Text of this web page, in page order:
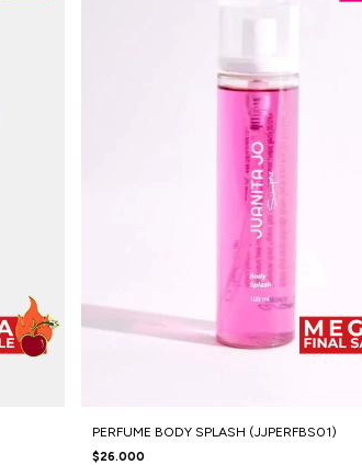
PERFUME BODY SPLASH (JJPERFBS01)
$26.000